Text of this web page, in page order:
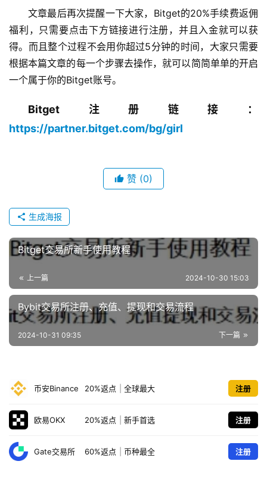
文章最后再次提醒一下大家，Bitget的20%手续费返佣
福利，只需要点击下方链接进行注册，并且入金就可以获
得。而且整个过程不会用你超过5分钟的时间，大家只需要
根据本篇文章的每一个步骤去操作，就可以简简单单的开启
一个属于你的Bitget账号。
Bitget注册链接：
https://partner.bitget.com/bg/girl
赞 (0)
生成海报
Bitget交易所新手使用教程
上一篇 2024-10-30 15:03
Bybit交易所注册、充值、提现和交易流程
下一篇
2024-10-31 09:35
币安Binance 20%返点 全球最大 注册
欧易OKX 20%返点 新手首选 注册
Gate交易所 60%返点 币种最全 注册